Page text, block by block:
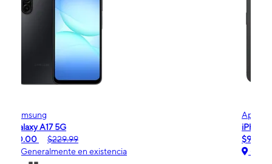
$99.99
Generalmente en existencia